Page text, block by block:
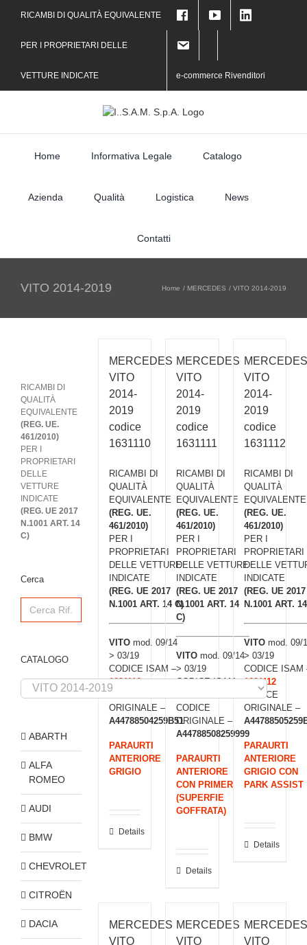
RICAMBI DI QUALITÀ EQUIVALENTE
PER I PROPRIETARI DELLE
VETTURE INDICATE e-commerce Rivenditori
Home Informativa Legale Catalogo
Azienda Qualità Logistica News
Contatti
VITO 2014-2019 Home MERCEDES VITO 2014-2019
MERCEDES
VITO
2014-
2019
codice
1631110
RICAMBI DI
QUALITÀ
EQUIVALENTE
(REG. UE.
461/2010)
PER I
PROPRIETARI
DELLE VETTURE
INDICATE
(REG. UE 2017
N.1001 ART. 14 C)
VITO mod. 09/14
> 03/19
CODICE ISAM –
1631110
CODICE
ORIGINALE –
A44788504259B51
PARAURTI
ANTERIORE
GRIGIO
Details
MERCEDES
VITO
2014-
2019
codice
1631111
RICAMBI DI
QUALITÀ
EQUIVALENTE
(REG. UE.
461/2010)
PER I
PROPRIETARI
DELLE VETTURE
INDICATE
(REG. UE 2017
N.1001 ART. 14
C)
VITOmod. 09/14
> 03/19
CODICE ISAM –
CODICE
ORIGINALE –
A44788508259999
PARAURTI
ANTERIORE
CON PRIMER
(SUPERFIE
GOFFRATA)
Details
MERCEDES
VITO
2014-
2019
codice
1631112
RICAMBI DI
QUALITÀ
EQUIVALENTE
(REG. UE.
461/2010)
PER I
PROPRIETARI
DELLE
INDICATE
(REG. UE 2017
N.1001 ART.
VITO mod. 09/
> 03/19
CODICE ISAM
1631112
CODICE
ORIGINALE –
PARAURTI
ANTERIORE
GRIGIO CON
PARK ASSIST
Details
MERCEDES
VITO
MERCEDES
VITO
MERCEDES
VITO
RICAMBI DI
QUALITÀ
EQUIVALENTE
(REG. UE.
461/2010)
PER I
PROPRIETARI
DELLE
VETTURE
INDICATE
(REG. UE 2017
N.1001 ART. 14
C)
Cerca
Search
for:
CATALOGO
ABARTH
ALFA
ROMEO
AUDI
BMW
CHEVROLET
CITROËN
DACIA